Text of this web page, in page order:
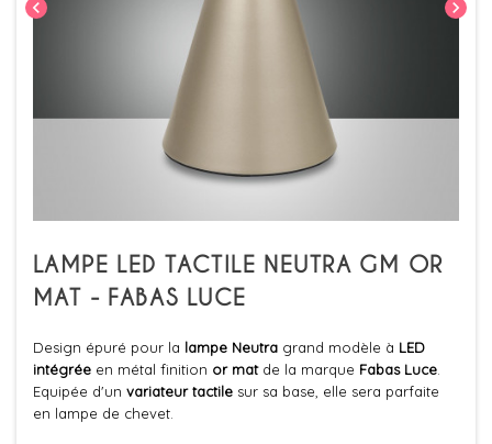
chevron_left chevron_right
LAMPE LED TACTILE NEUTRA GM OR
MAT - FABAS LUCE
Design épuré pour la lampe Neutra grand modèle à LED
intégrée en métal finition or matde la marque Fabas Luce
Equipée d'un variateur tactile sur sa base, elle sera parfaite
en lampe de chevet.